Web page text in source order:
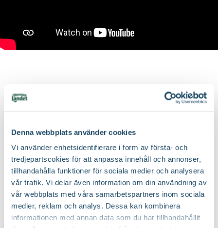
Denna webbplats använder cookies
Vi använder enhetsidentifierare i form av första- och
tredjepartscokies för att anpassa innehåll och annonser,
tillhandahålla funktioner för sociala medier och analysera
vår trafik. Vi delar även information om din användning av
vår webbplats med våra samarbetspartners inom sociala
medier, reklam och analys. Dessa kan kombinera
informationen med annan data som du har tillhandahållit